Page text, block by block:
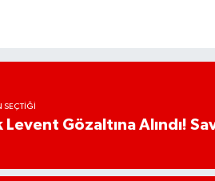
SEÇTIĞI
Levent Gözaltına Alındı!